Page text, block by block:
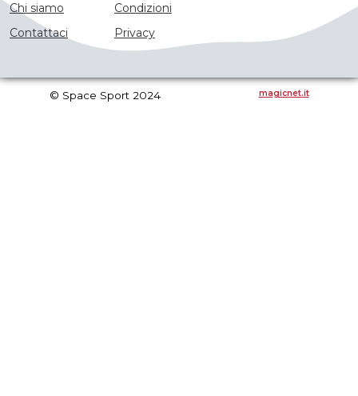
Chi siamo
Contattaci
Condizioni
Privacy
© Space Sport 2024 magicnet.it